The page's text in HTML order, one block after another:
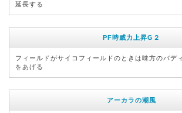
延長する
PF時威力上昇G２
フィールドがサイコフィールドのときは味方のバデ
をあげる
アーカラの潮風